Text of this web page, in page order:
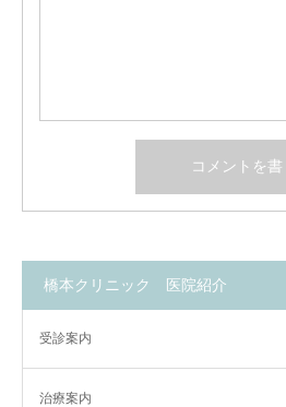
橋本クリニック 医院紹介
受診案内
治療案内